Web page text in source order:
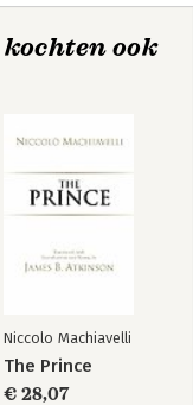
ook
Niccolo Machiavelli
The Prince
€ 28,07